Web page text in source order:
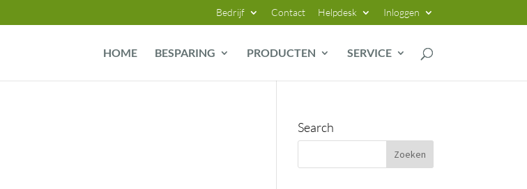
Bedrijf Contact Helpdesk Inloggen
HOME BESPARING PRODUCTEN SERVICE
Search